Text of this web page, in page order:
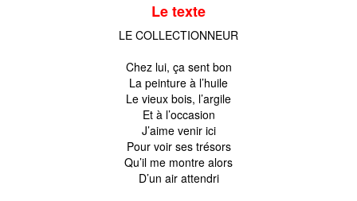
Le texte
LE COLLECTIONNEUR
Chez lui, ça sent bon
La peinture à l’huile
Le vieux bois, l’argile
Et à l’occasion
J’aime venir ici
Pour voir ses trésors
Qu’il me montre alors
D’un air attendri